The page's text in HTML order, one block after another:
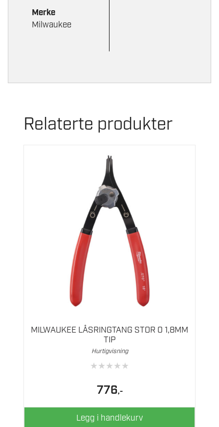
Merke
Milwaukee
Relaterte produkter
MILWAUKEE LÅSRINGTANG STOR 0 1,8MM
TIP
Hurtigvisning
★★★★★
776,-
Legg i handlekurv